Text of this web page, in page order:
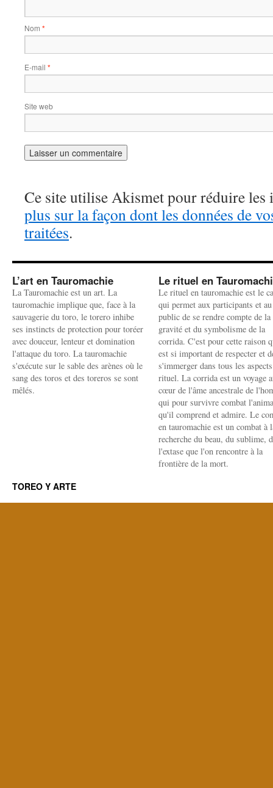
Nom *
E-mail *
Site web
Ce site utilise Akismet pour réduire les
plus sur la façon dont les données de
traitées.
L’art en Tauromachie
La Tauromachie est un art. La
tauromachie implique que, face à la
sauvagerie du toro, le torero inhibe
ses instincts de protection pour toréer
avec douceur, lenteur et domination
l'attaque du toro. La tauromachie
s'exécute sur le sable des arènes où le
sang des toros et des toreros se sont
mêlés.
Le rituel en
Le rituel en tauromachie est le
qui permet aux participants et au
public de se rendre compte de la
gravité et du symbolisme de la
corrida. C'est pour cette raison
est si important de respecter et
s'immerger dans tous les
rituel. La corrida est un voyage
cœur de l'âme ancestrale de
qui pour survivre combat
qu'il comprend et admire. Le
en tauromachie est un combat à
recherche du beau, du sublime,
l'extase que l'on rencontre à la
frontière de la mort.
TOREO Y ARTE